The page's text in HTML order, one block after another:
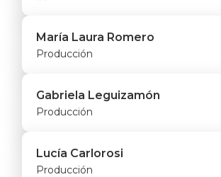
María Laura Romero
Producción
Gabriela Leguizamón
Producción
Lucía Carlorosi
Producción